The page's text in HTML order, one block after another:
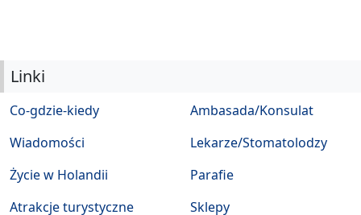
Linki
Co-gdzie-kiedy
Wiadomości
Życie w Holandii
Atrakcje turystyczne
Ambasada/Konsulat
Lekarze/Stomatolodzy
Parafie
Sklepy